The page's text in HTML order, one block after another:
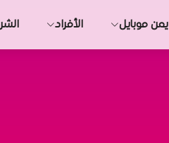
يمن موبايل الأفراد